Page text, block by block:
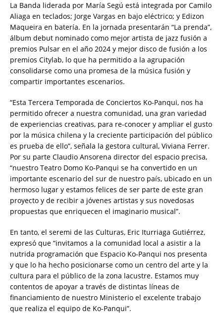
La Banda liderada por María Segú está integrada por Camilo
Aliaga en teclados; Jorge Vargas en bajo eléctrico; y Edizon
Maqueira en batería. En la jornada presentarán “La prenda”,
álbum debut nominado como mejor artista de jazz fusión a
premios Pulsar en el año 2024 y mejor disco de fusión a los
premios Citylab, lo que ha permitido a la agrupación
consolidarse como una promesa de la música fusión y
compartir importantes escenarios.
“Esta Tercera Temporada de Conciertos Ko-Panqui, nos ha
permitido ofrecer a nuestra comunidad, una gran variedad
de experiencias creativas, para re-conocer y ampliar el gusto
por la música chilena y la creciente participación del público
es prueba de ello”, señala la gestora cultural, Viviana Ferrer.
Por su parte Claudio Ansorena director del espacio precisa,
“nuestro Teatro Domo Ko-Panqui se ha convertido en un
importante escenario del sur de nuestro país, ubicado en un
hermoso lugar y estamos felices de ser parte de este gran
proyecto y de recibir a jóvenes artistas y sus novedosas
propuestas que enriquecen el imaginario musical”.
En tanto, el seremi de las Culturas, Eric Iturriaga Gutiérrez,
expresó que “invitamos a la comunidad local a asistir a la
nutrida programación que Espacio Ko-Panqui nos presenta
y que lo ha hecho posicionarse como un centro del arte y la
cultura para el público de la zona lacustre. Estamos muy
contentos de apoyar a través de distintas líneas de
financiamiento de nuestro Ministerio el excelente trabajo
que realiza el equipo de Ko-Panqui”.